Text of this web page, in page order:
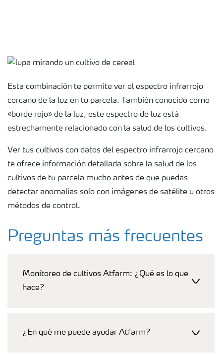
Esta combinación te permite ver el espectro infrarrojo
cercano de la luz en tu parcela. También conocido como
«borde rojo» de la luz, este espectro de luz está
estrechamente relacionado con la salud de los cultivos.
Ver tus cultivos con datos del espectro infrarrojo cercano
te ofrece información detallada sobre la salud de los
cultivos de tu parcela mucho antes de que puedas
detectar anomalías solo con imágenes de satélite u otros
métodos de control.
Preguntas más frecuentes
Monitoreo de cultivos Atfarm: ¿Qué es lo que
hace?
¿En qué me puede ayudar Atfarm?